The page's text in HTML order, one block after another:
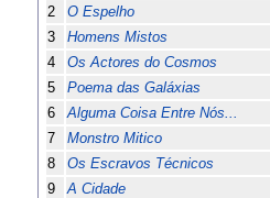
2
O Espelho
3
Homens Mistos
4
Os Actores do Cosmos
5
Poema das Galáxias
6
Alguma Coisa Entre Nós...
7
Monstro Mitico
8
Os Escravos Técnicos
9
A Cidade